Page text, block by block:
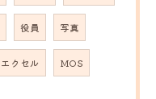
役員 写真
エクセル MOS